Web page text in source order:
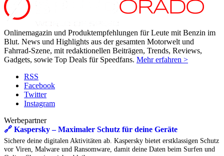
Onlinemagazin und Produktempfehlungen für Leute mit Benzin im
Blut. News und Highlights aus der gesamten Motorwelt und
Fahrrad-Szene, mit redaktionellen Beiträgen, Trends, Reviews,
Gadgets, sowie Top Deals für Speedfans. Mehr erfahren >
RSS
Facebook
Twitter
Instagram
Werbepartner
🔗 Kaspersky – Maximaler Schutz für deine Geräte
Sichere deine digitalen Aktivitäten ab. Kaspersky bietet erstklassigen Schutz
vor Viren, Malware und Ransomware, damit deine Daten beim Surfen und